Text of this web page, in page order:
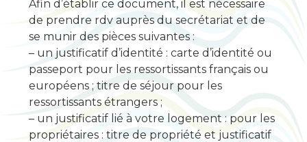
Afin d’établir ce document, il est nécessaire
de prendre rdv auprès du secrétariat et de
se munir des pièces suivantes :
– un justificatif d’identité : carte d’identité ou
passeport pour les ressortissants français ou
européens ; titre de séjour pour les
ressortissants étrangers ;
– un justificatif lié à votre logement : pour les
propriétaires : titre de propriété et justificatif